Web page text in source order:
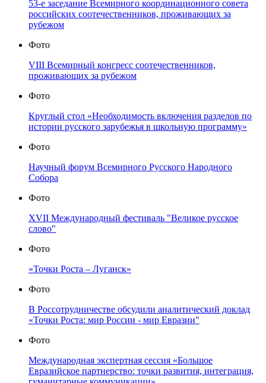
53-е заседание Всемирного координационного совета
российских соотечественников, проживающих за
рубежом
Фото
VIII Всемирный конгресс соотечественников,
проживающих за рубежом
Фото
Круглый стол «Необходимость включения разделов по
истории русского зарубежья в школьную программу»
Фото
Научный форум Всемирного Русского Народного
Собора
Фото
XVII Международный фестиваль "Великое русское
слово"
Фото
«Точки Роста – Луганск»
Фото
В Россотрудничестве обсудили аналитический доклад
«Точки Роста: мир России - мир Евразии"
Фото
Международная экспертная сессия «Большое
Евразийское партнерство: точки развития, интеграция,